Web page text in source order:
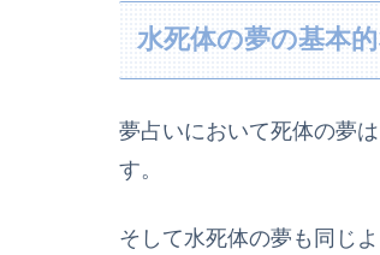
水死体の夢の基本
夢占いにおいて死体の夢は
す。
そして水死体の夢も同じ